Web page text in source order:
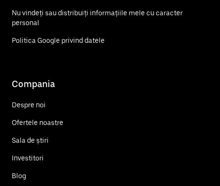
Nu vindeți sau distribuiți informațiile mele cu caracter
personal
Politica Google privind datele
Compania
Despre noi
Ofertele noastre
Sala de știri
Investitori
Blog